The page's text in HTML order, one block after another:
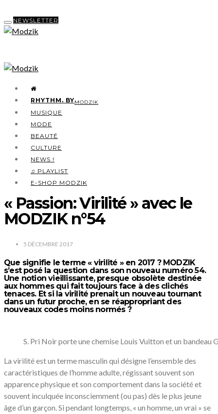
NEWSLETTER
RHYTHM. BYMODZIK
MUSIQUE
MODE
BEAUTÉ
CULTURE
NEWS !
♫ PLAYLIST
E-SHOP MODZIK
« Passion: Virilité » avec le
MODZIK n°54
5 DÉCEMBRE 2017
Que signifie le terme « virilité » en 2017 ? MODZIK
s’est posé la question dans son nouveau numéro 54.
Une notion vieillissante, presque obsolète destinée
aux hommes qui fait toujours face à des clichés
tenaces. Et si la virilité prenait un nouveau tournant
dans un futur proche, en se réappropriant des
nouveaux codes moins normés ?
S. Pri Noir porte une chemise Louis Vuitton et un
La virilité est un terme masculin qui désigne l’ensemble des
caractéristiques de l’homme adulte, régissant souvent son
apparence physique et son comportement dans la société et
souvent inculquée inconsciemment (ou pas) dès le plus jeune
âge d’un garçon. Si pendant longtemps, « un homme, un vrai » se